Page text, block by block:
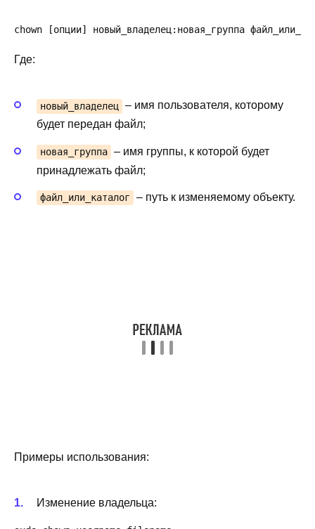
chown [опции] новый_владелец:новая_группа
Где:
новый_владелец
– имя пользователя, которому
будет передан файл;
новая_группа – имя группы, к которой будет
принадлежать файл;
файл_или_каталог – путь к изменяемому объекту.
Примеры использования:
Изменение владельца: